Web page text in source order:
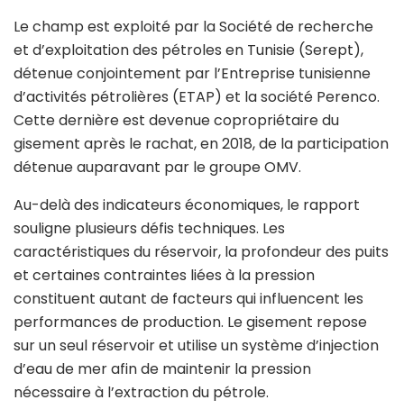
Le champ est exploité par la Société de recherche
et d’exploitation des pétroles en Tunisie (Serept),
détenue conjointement par l’Entreprise tunisienne
d’activités pétrolières (ETAP) et la société Perenco.
Cette dernière est devenue copropriétaire du
gisement après le rachat, en 2018, de la participation
détenue auparavant par le groupe OMV.
Au-delà des indicateurs économiques, le rapport
souligne plusieurs défis techniques. Les
caractéristiques du réservoir, la profondeur des puits
et certaines contraintes liées à la pression
constituent autant de facteurs qui influencent les
performances de production. Le gisement repose
sur un seul réservoir et utilise un système d’injection
d’eau de mer afin de maintenir la pression
nécessaire à l’extraction du pétrole.